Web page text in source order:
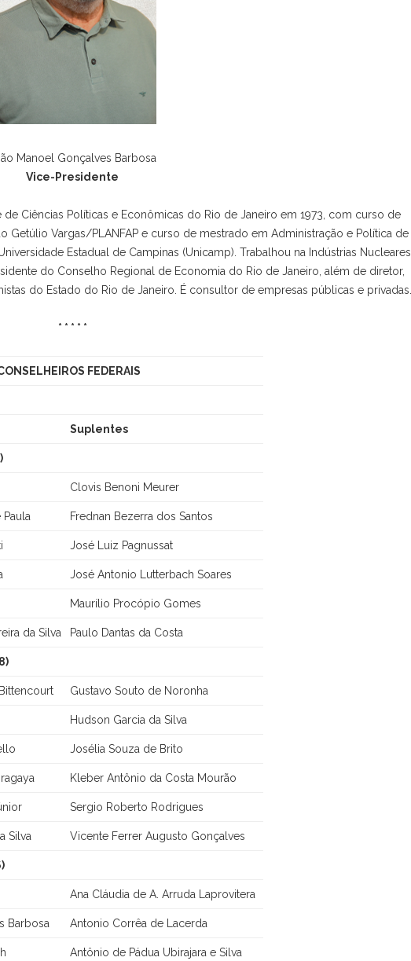
Manoel Gonçalves Barbosa
Vice-Presidente
Ciências Políticas e Econômicas do Rio de Janeiro em 1973, com curso de
Getúlio Vargas/PLANFAP e curso de mestrado em Administração e Política de
Estadual de Campinas (Unicamp). Trabalhou na Indústrias Nucleares
do Conselho Regional de Economia do Rio de Janeiro, além de diretor,
do Estado do Rio de Janeiro. É consultor de empresas públicas e privadas.
* * * * *
FEDERAIS
Suplentes
Clovis Benoni Meurer
Frednan Bezerra dos Santos
José Luiz Pagnussat
José Antonio Lutterbach Soares
Maurílio Procópio Gomes
da Silva Paulo Dantas da Costa
Gustavo Souto de Noronha
Hudson Garcia da Silva
Josélia Souza de Brito
Kleber Antônio da Costa Mourão
Sergio Roberto Rodrigues
Silva Vicente Ferrer Augusto Gonçalves
Ana Cláudia de A. Arruda Laprovitera
Barbosa Antonio Corrêa de Lacerda
Antônio de Pádua Ubirajara e Silva